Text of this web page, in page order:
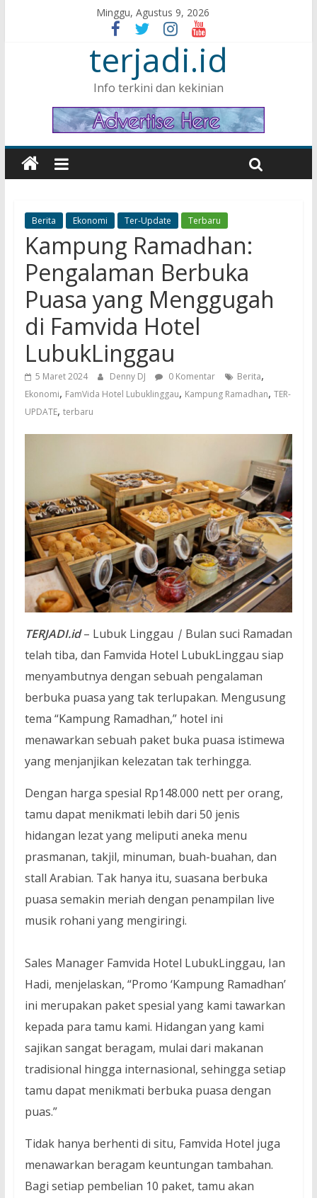
Minggu, Agustus 9, 2026
terjadi.id
Info terkini dan kekinian
Berita Ekonomi Ter-Update Terbaru
Kampung Ramadhan:
Pengalaman Berbuka
Puasa yang Menggugah
di Famvida Hotel
LubukLinggau
5 Maret 2024 Denny DJ 0 Komentar Berita,
Ekonomi, FamVida Hotel Lubuklinggau, Kampung Ramadhan, TER-
UPDATE, terbaru
TERJADI.id– Lubuk Linggau | Bulan suci Ramadan
telah tiba, dan Famvida Hotel LubukLinggau siap
menyambutnya dengan sebuah pengalaman
berbuka puasa yang tak terlupakan. Mengusung
tema “Kampung Ramadhan,” hotel ini
menawarkan sebuah paket buka puasa istimewa
yang menjanjikan kelezatan tak terhingga.
Dengan harga spesial Rp148.000 nett per orang,
tamu dapat menikmati lebih dari 50 jenis
hidangan lezat yang meliputi aneka menu
prasmanan, takjil, minuman, buah-buahan, dan
stall Arabian. Tak hanya itu, suasana berbuka
puasa semakin meriah dengan penampilan live
musik rohani yang mengiringi.
Sales Manager Famvida Hotel LubukLinggau, Ian
Hadi, menjelaskan, “Promo ‘Kampung Ramadhan’
ini merupakan paket spesial yang kami tawarkan
kepada para tamu kami. Hidangan yang kami
sajikan sangat beragam, mulai dari makanan
tradisional hingga internasional, sehingga setiap
tamu dapat menikmati berbuka puasa dengan
puas.”
Tidak hanya berhenti di situ, Famvida Hotel juga
menawarkan beragam keuntungan tambahan.
Bagi setiap pembelian 10 paket, tamu akan